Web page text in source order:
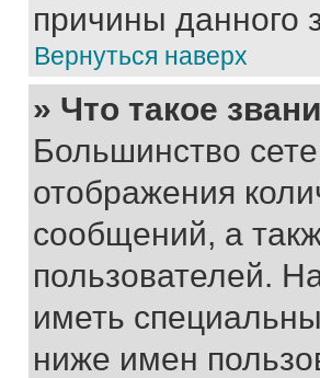
причины данного
Вернуться наверх
» Что такое
Большинство
отображения
сообщений, а
пользователей.
иметь
ниже имен